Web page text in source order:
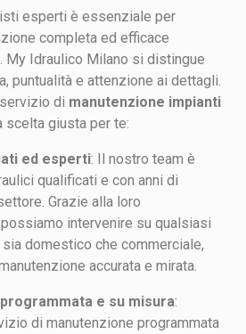
esperti è essenziale per
completa ed efficace
My Idraulico Milano si distingue
puntualità e attenzione ai dettagli.
di manutenzione impianti
scelta giusta per te:
ed esperti: Il nostro team è
qualificati e con anni di
Grazie alla loro
intervenire su qualsiasi
domestico che commerciale,
accurata e mirata.
e su misura:
di manutenzione programmata